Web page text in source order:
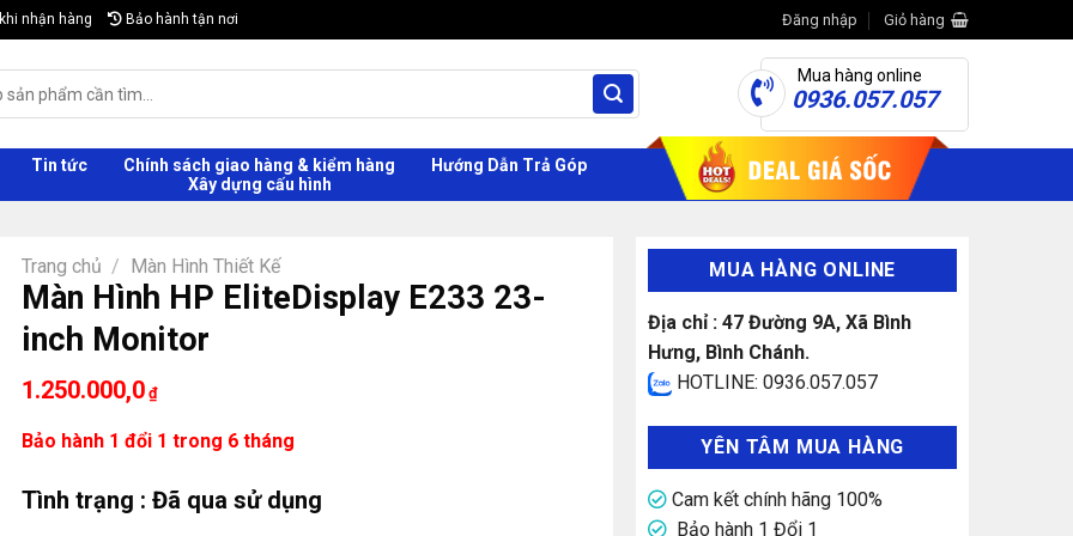
nhận hàng Bảo hành tận nơi Đăng nhập Giỏ hàng
Mua hàng online
0936.057.057
Tin tức Chính sách giao hàng & kiểm hàng
Hướng Dẫn Trả Góp
Xây dựng cấu hình
Trang chủ / Màn Hình Thiết Kế
Màn Hình HP EliteDisplay E233 23-
inch Monitor
1.250.000,0 ₫
Bảo hành 1 đổi 1 trong 6 tháng
Tình trạng : Đã qua sử dụng
MUA HÀNG ONLINE
Địa chỉ : 47 Đường 9A, Xã Bình
Hưng, Bình Chánh.
HOTLINE: 0936.057.057
YÊN TÂM MUA HÀNG
Cam kết chính hãng 100%
Bảo hành 1 Đổi 1